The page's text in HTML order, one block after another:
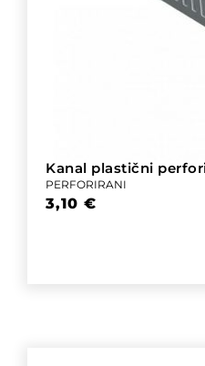
Kanal plastični
PERFORIRANI
3,10 €